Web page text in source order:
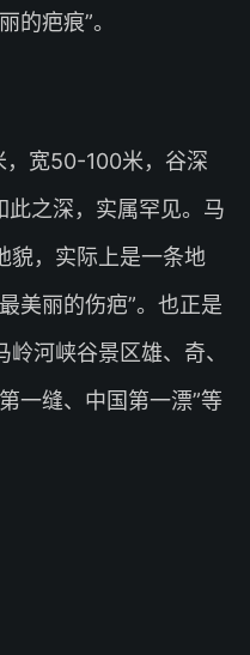
的疤痕”。
，宽50-100米，谷深
之深，实属罕见。马
貌，实际上是一条地
美丽的伤疤”。也正是
河峡谷景区雄、奇、
一缝、中国第一漂”等